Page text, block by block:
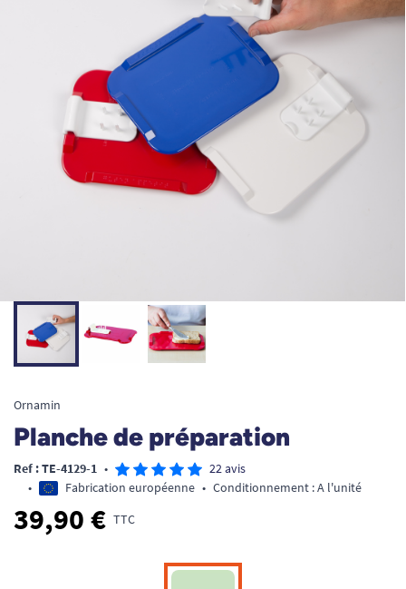
Ornamin
Planche de préparation
Ref : TE-4129-1 •
22 avis
•
Fabrication européenne • Conditionnement : A l'unité
39,90 € TTC